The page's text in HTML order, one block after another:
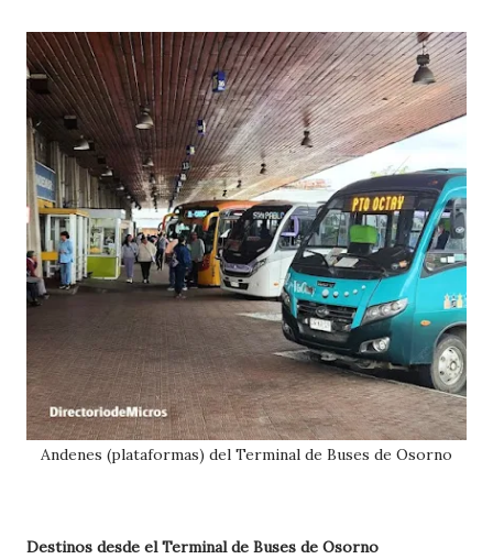
Andenes (plataformas) del Terminal de Buses de Osorno
Destinos desde el Terminal de Buses de Osorno